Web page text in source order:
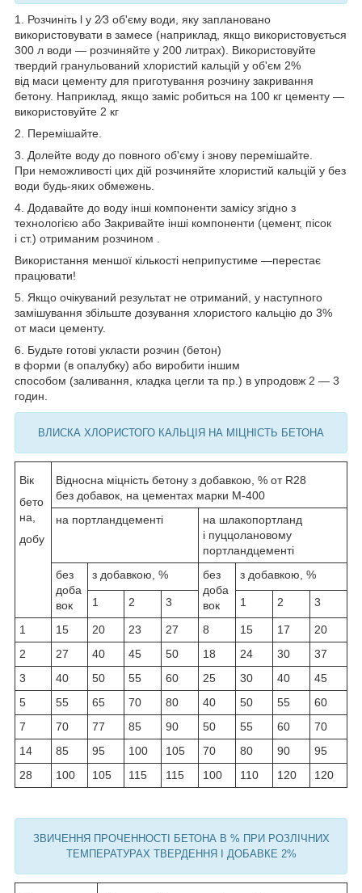
1. Розчиніть l у 2⁄3 об'єму води, яку заплановано
використовувати в замесе (наприклад, якщо використовується
300 л води — розчиняйте у 200 литрах). Використовуйте
твердий гранульований хлористий кальцій у об'єм 2%
від маси цементу для приготування розчину закривання
бетону. Наприклад, якщо заміс робиться на 100 кг цементу —
використовуйте 2 кг
2. Перемішайте.
3. Долейте воду до повного об'єму і знову перемішайте.
При неможливості цих дій розчиняйте хлористий кальцій у без
води будь-яких обмежень.
4. Додавайте до воду інші компоненти замісу згідно з
технологією або Закривайте інші компоненти (цемент, пісок
і ст.) отриманим розчином .
Використання меншої кількості неприпустиме —перестає
працювати!
5. Якщо очікуваний результат не отриманий, у наступного
замішування збільште дозування хлористого кальцію до 3%
от маси цементу.
6. Будьте готові укласти розчин (бетон)
в форми (в опалубку) або виробити іншим
способом (заливання, кладка цегли та пр.) в упродовж 2 — 3
годин.
ВЛИСКА ХЛОРИСТОГО КАЛЬЦІЯ НА МІЦНІСТЬ БЕТОНА
Вік
бето
на,
добу
Відносна міцність бетону з добавкою, % от R28
без добавок, на цементах марки М-400
на портландцементі
на шлакопортланд
і пуццолановому
портландцементі
без
доба
вок
з добавкою, %
без
доба
вок
з добавкою, %
1 2 3 1 2 3
1 15 20 23 27 8 15 17
20
2
27 40 45 50 18 24 30
37
3
40 50 55 60 25 30 40
45
5
55 65 70 80 40 50 55
60
7
70 77 85 90 50 55 60
70
14
85 95 100 105 70 80 90
95
28
100 105 115 115 100 110 120 120
ЗВИЧЕННЯ ПРОЧЕННОСТІ БЕТОНА В % ПРИ РОЗЛІЧНИХ
ТЕМПЕРАТУРАХ ТВЕРДЕННЯ І ДОБАВКЕ 2%